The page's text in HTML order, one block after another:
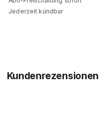
Jederzeit kündbar
Kundenrezensionen